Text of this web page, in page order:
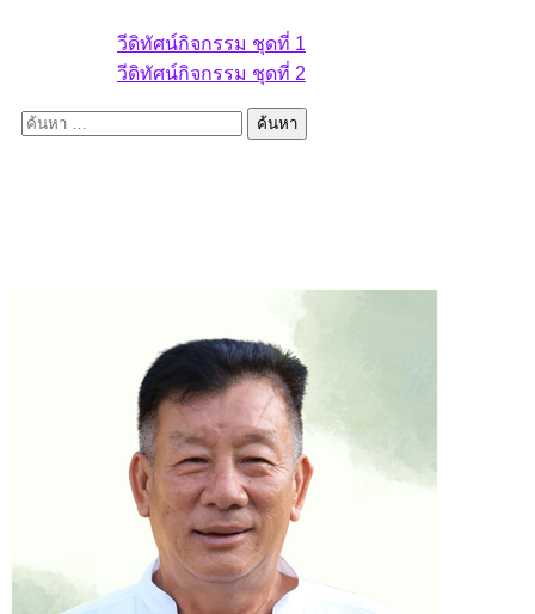
วีดิทัศน์กิจกรรม ชุดที่ 1
วีดิทัศน์กิจกรรม ชุดที่ 2
ค้นหา